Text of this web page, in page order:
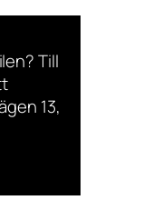
Till
13,